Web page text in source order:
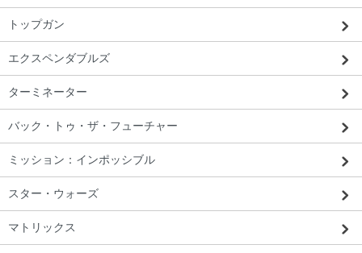
埼玉県 J・U様 「気持ち良くショッピン
グできました。（商品を）飾ってます。」
トップガン
エクスペンダブルズ
ターミネーター
バック・トゥ・ザ・フューチャー
ミッション：インポッシブル
スター・ウォーズ
マトリックス